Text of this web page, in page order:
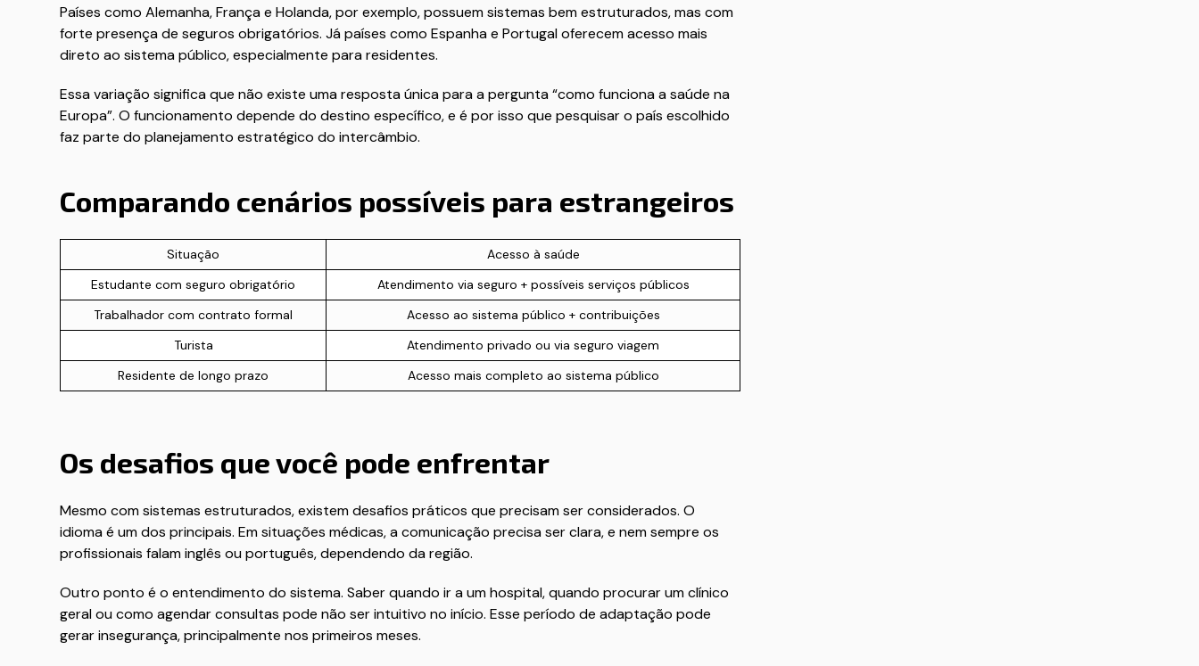
Países como Alemanha, França e Holanda, por exemplo, possuem sistemas bem estruturados, mas com
forte presença de seguros obrigatórios. Já países como Espanha e Portugal oferecem acesso mais
direto ao sistema público, especialmente para residentes.
Essa variação significa que não existe uma resposta única para a pergunta “como funciona a saúde na
Europa”. O funcionamento depende do destino específico, e é por isso que pesquisar o país escolhido
faz parte do planejamento estratégico do intercâmbio.
Comparando cenários possíveis para estrangeiros
Situação
Acesso à saúde
Estudante com seguro obrigatório
Atendimento via seguro + possíveis serviços públicos
Trabalhador com contrato formal
Acesso ao sistema público + contribuições
Turista
Atendimento privado ou via seguro viagem
Residente de longo prazo
Acesso mais completo ao sistema público
Os desafios que você pode enfrentar
Mesmo com sistemas estruturados, existem desafios práticos que precisam ser considerados. O
idioma é um dos principais. Em situações médicas, a comunicação precisa ser clara, e nem sempre os
profissionais falam inglês ou português, dependendo da região.
Outro ponto é o entendimento do sistema. Saber quando ir a um hospital, quando procurar um clínico
geral ou como agendar consultas pode não ser intuitivo no início. Esse período de adaptação pode
gerar insegurança, principalmente nos primeiros meses.